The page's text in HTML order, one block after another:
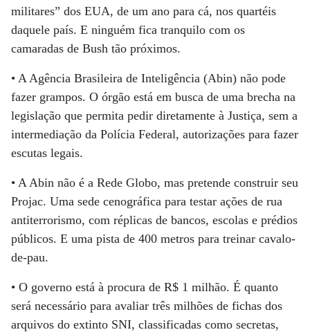
militares” dos EUA, de um ano para cá, nos quartéis
daquele país. E ninguém fica tranquilo com os
camaradas de Bush tão próximos.
• A Agência Brasileira de Inteligência (Abin) não pode
fazer grampos. O órgão está em busca de uma brecha na
legislação que permita pedir diretamente à Justiça, sem a
intermediação da Polícia Federal, autorizações para fazer
escutas legais.
• A Abin não é a Rede Globo, mas pretende construir seu
Projac. Uma sede cenográfica para testar ações de rua
antiterrorismo, com réplicas de bancos, escolas e prédios
públicos. E uma pista de 400 metros para treinar cavalo-
de-pau.
• O governo está à procura de R$ 1 milhão. É quanto
será necessário para avaliar três milhões de fichas dos
arquivos do extinto SNI, classificadas como secretas,